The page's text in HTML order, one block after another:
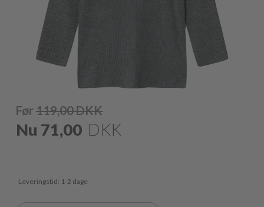
Før119,00DKK
Nu 71,00 DKK
Leveringstid: 1-2 dage